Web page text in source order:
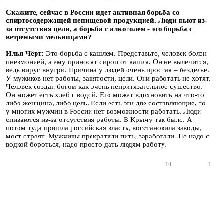
Скажите, сейчас в России идет активная борьба со
спиртосодержащей непищевой продукцией. Люди пьют из-
за отсутствия цели, а борьба с алкоголем - это борьба с
ветреными мельницами?
Илья Чёрт: Это борьба с кашлем. Представьте, человек болен
пневмонией, а ему приносят сироп от кашля. Он не вылечится,
ведь вирус внутри. Причина у людей очень простая – безделье.
У мужиков нет работы, занятости, цели. Они работать не хотят.
Человек создан богом как очень непритязательное существо.
Он может есть хлеб с водой. Его может вдохновить на что-то
либо женщина, либо цель. Если есть эти две составляющие, то
у многих мужчин в России нет возможности работать. Люди
спиваются из-за отсутствия работы. В Крыму так было. А
потом туда пришла российская власть, восстановила заводы,
мост строят. Мужчины прекратили пить, заработали. Не надо с
водкой бороться, надо просто дать людям работу.
14 1